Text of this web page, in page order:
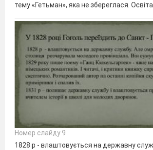
тему «Гетьман», яка не збереглася.
Номер слайду 9
1828 р - влаштовується на державну